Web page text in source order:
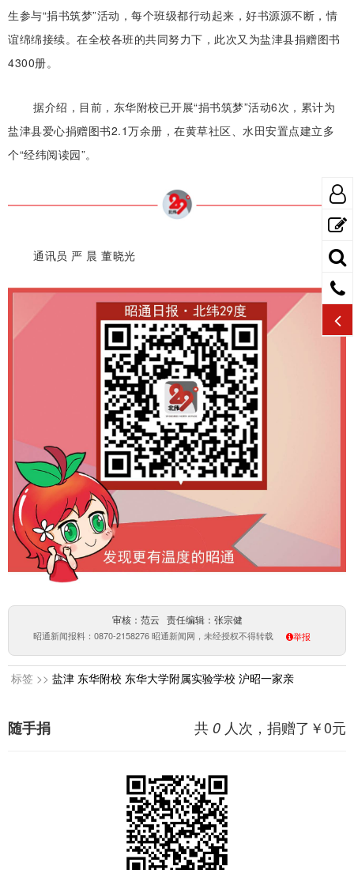
生参与“捐书筑梦”活动，每个班级都行动起来，好书源源不断，情
谊绵绵接续。在全校各班的共同努力下，此次又为盐津县捐赠图书
4300册。
据介绍，目前，东华附校已开展“捐书筑梦”活动6次，累计为
盐津县爱心捐赠图书2.1万余册，在黄草社区、水田安置点建立多
个“经纬阅读园”。
通讯员 严 晨 董晓光
审核：范云 责任编辑：张宗健
昭通新闻报料：0870-2158276 昭通新闻网，未经授权不得转载 举报
标签 >> 盐津 东华附校 东华大学附属实验学校 沪昭一家亲
共 0 人次，捐赠了￥0元
随手捐